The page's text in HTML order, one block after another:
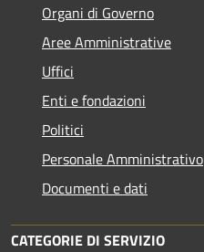
Organi di Governo
Aree Amministrative
Uffici
Enti e fondazioni
Politici
Personale Amministrativo
Documenti e dati
CATEGORIE DI SERVIZIO